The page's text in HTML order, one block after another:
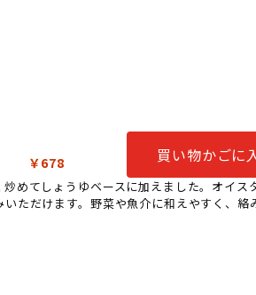
￥678 買い物かごに
めてしょうゆベースに加えました。オイス
ただけます。野菜や魚介に和えやすく、絡